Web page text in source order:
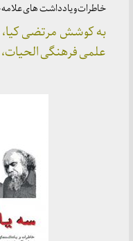
خاطرات و یادداشت های
علمی فرهنگی الحیات، ۵۰۰۰ نسخه، ۲۵۵ صفحه، رقعی.